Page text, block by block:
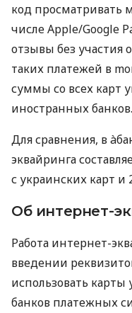
код просматривать
числе Apple/Google
отзывы без участия
таких платежей в
суммы со всех карт
иностранных банков.
Для сравнения, в
эквайринга
с украинских карт и
Об интернет-
Работа интернет-
введении
использовать
банков платежных